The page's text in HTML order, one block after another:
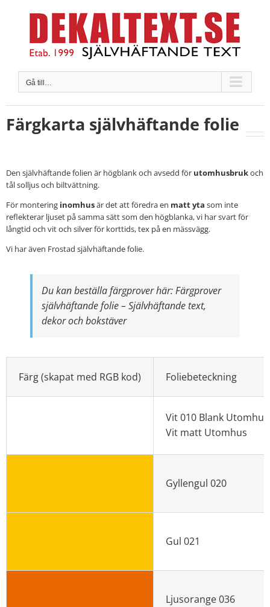
innehållet
Gå till…
Färgkarta självhäftande folie
Den självhäftande folien är högblank och avsedd för utomhusbrukoch
tål solljus och biltvättning.
För montering inomhusär det att föredra en matt yta som inte
reflekterar ljuset på samma sätt som den högblanka, vi har svart för
långtid och vit och silver för korttids, tex på en mässvägg.
Vi har även Frostad självhäftande folie.
Du kan beställa färgprover här:Färgprover
självhäftande folie – Självhäftande text,
dekor och bokstäver
Färg (skapat med RGB kod) Foliebeteckning
Vit 010 Blank Utomhus
Vit matt Utomhus
Gyllengul 020
Gul 021
Ljusorange 036